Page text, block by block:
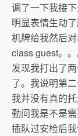
调了一下我接
明显表情生动
机牌给我然后
class guest。
发现我打出了
了。我说明第
我并没有真的
勤问我是不是
插队过安检后